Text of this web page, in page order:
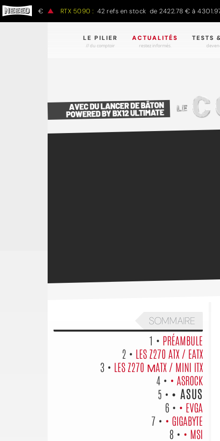
€ RTX 5090 : 42 refs en stock de 2422.78 € à 4301.97 €
LE PILIER
// du comptoir
ACTUALITÉS
restez informés.
TESTS
SOMMAIRE
1 • PRÉAMBULE
2 • LES Z270 ATX / EATX
3 • LES Z270 ΜATX / MINI ITX
4 • • ASROCK
5 • • ASUS
6 • • EVGA
7 • • GIGABYTE
8 • • MSI